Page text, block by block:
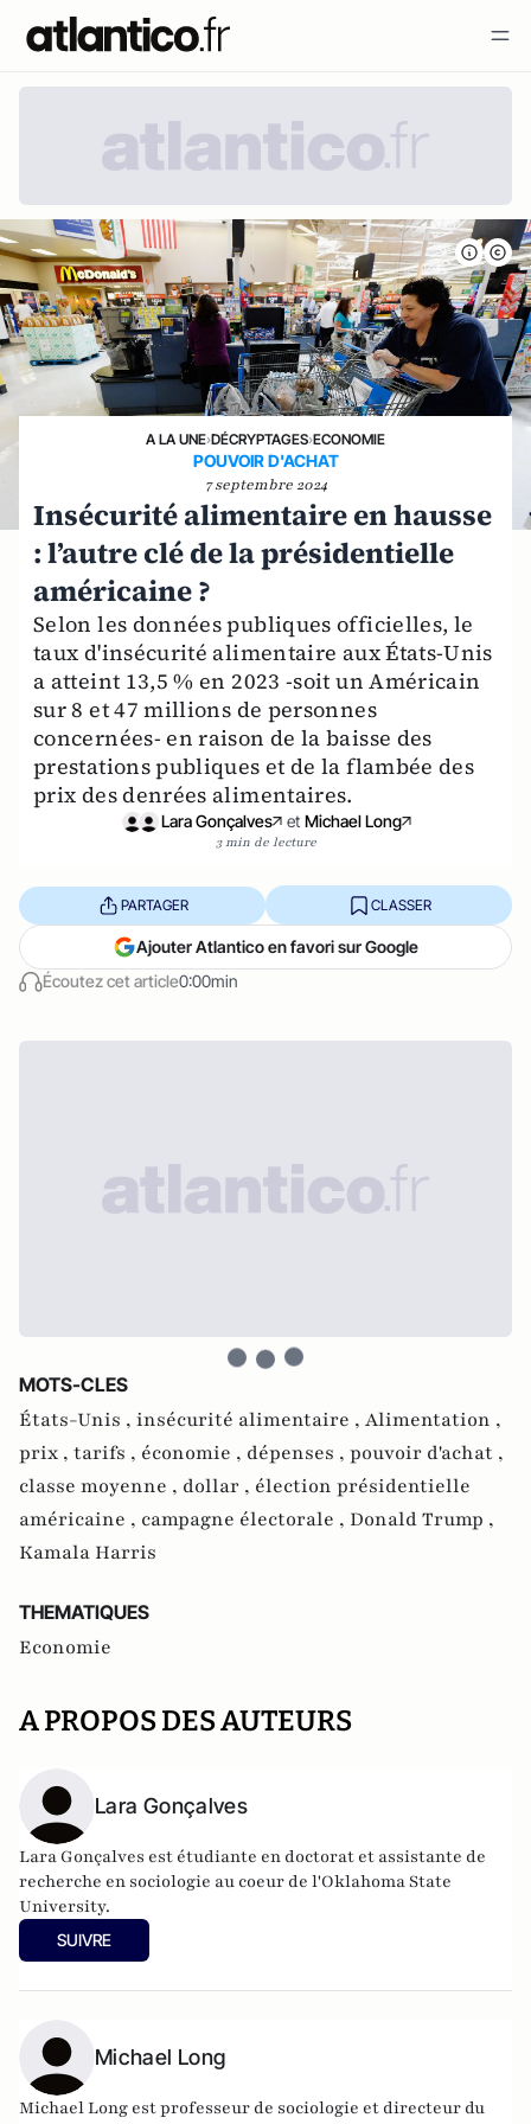
A LA UNE›DÉCRYPTAGES›ECONOMIE
POUVOIR D'ACHAT
7 septembre 2024
Insécurité alimentaire en hausse
: l’autre clé de la présidentielle
américaine ?
Selon les données publiques officielles, le
taux d'insécurité alimentaire aux États-Unis
a atteint 13,5 % en 2023 -soit un Américain
sur 8 et 47 millions de personnes
concernées- en raison de la baisse des
prestations publiques et de la flambée des
prix des denrées alimentaires.
Lara Gonçalves et Michael Long
3 min de lecture
Écoutez cet article0:00min
PARTAGER CLASSER
Ajouter Atlantico en favori sur Google
MOTS-CLES
États-Unis , insécurité alimentaire , Alimentation ,
prix , tarifs , économie , dépenses , pouvoir d'achat ,
classe moyenne , dollar , élection présidentielle
américaine , campagne électorale , Donald Trump ,
Kamala Harris
THEMATIQUES
Economie
A PROPOS DES AUTEURS
Lara Gonçalves
Lara Gonçalves est étudiante en doctorat et assistante de
recherche en sociologie au coeur de l'Oklahoma State
University.
SUIVRE
Michael Long
Michael Long est professeur de sociologie et directeur du